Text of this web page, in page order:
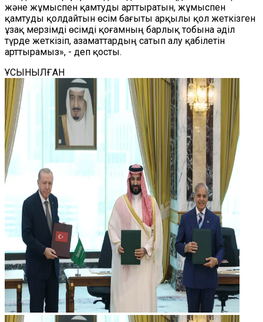
және жұмыспен қамтуды арттыратын, жұмыспен
қамтуды қолдайтын өсім бағыты арқылы қол жеткізген
ұзақ мерзімді өсімді қоғамның барлық тобына әділ
түрде жеткізіп, азаматтардың сатып алу қабілетін
арттырамыз», - деп қосты.
ҰСЫНЫЛҒАН